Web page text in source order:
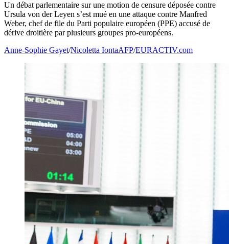
Un débat parlementaire sur une motion de censure déposée contre
Ursula von der Leyen s’est mué en une attaque contre Manfred
Weber, chef de file du Parti populaire européen (PPE) accusé de
dérive droitière par plusieurs groupes pro-européens.
Anne-Sophie Gayet/Nicoletta IontaAFP/EURACTIV.com